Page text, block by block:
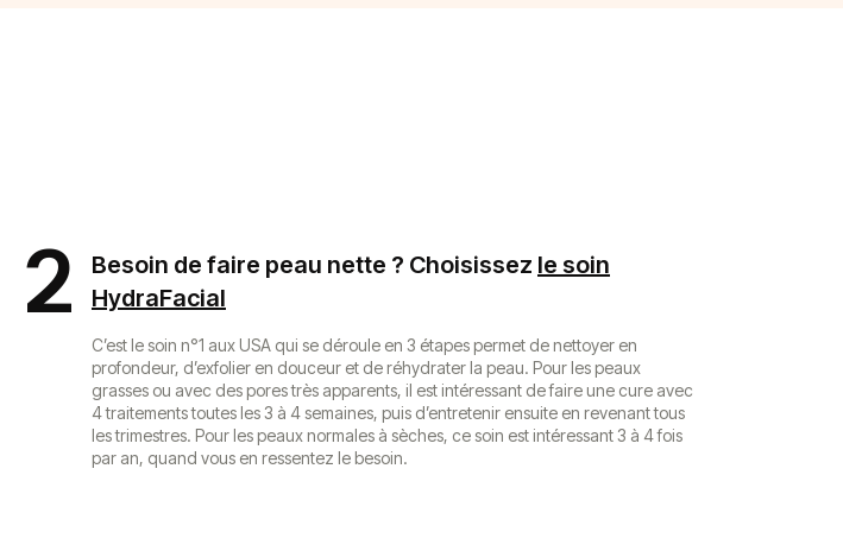
2 Besoin de faire peau nette ? Choisissez le soin
HydraFacial
C’est le soin n°1 aux USA qui se déroule en 3 étapes permet de nettoyer en
profondeur, d’exfolier en douceur et de réhydrater la peau. Pour les peaux
grasses ou avec des pores très apparents, il est intéressant de faire une cure avec
4 traitements toutes les 3 à 4 semaines, puis d’entretenir ensuite en revenant tous
les trimestres. Pour les peaux normales à sèches, ce soin est intéressant 3 à 4 fois
par an, quand vous en ressentez le besoin.